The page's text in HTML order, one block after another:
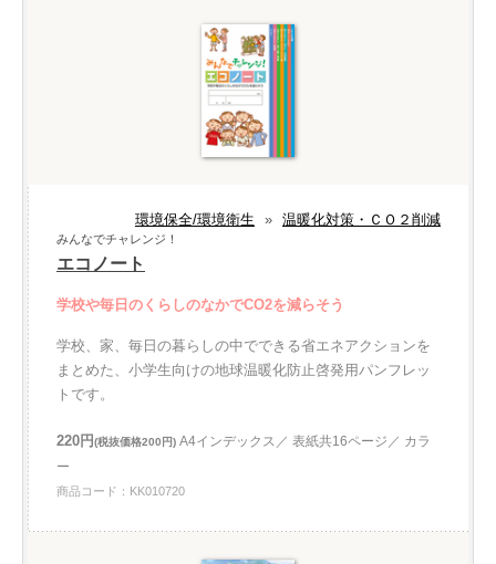
環境保全/環境衛生 » 温暖化対策・ＣＯ２削減
みんなでチャレンジ！
エコノート
学校や毎日のくらしのなかでCO2を減らそう
学校、家、毎日の暮らしの中でできる省エネアクションを
まとめた、小学生向けの地球温暖化防止啓発用パンフレッ
トです。
220円(税抜価格200円) A4インデックス／ 表紙共16ページ／ カラ
ー
商品コード：KK010720